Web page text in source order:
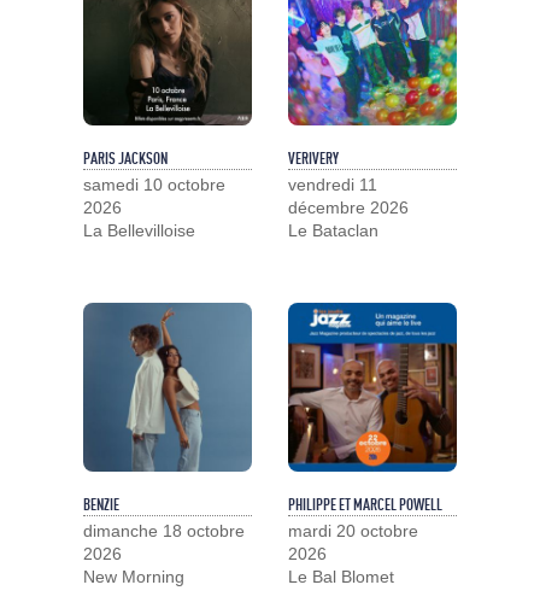
PARIS JACKSON
samedi 10 octobre
2026
La Bellevilloise
VERIVERY
vendredi 11
décembre 2026
Le Bataclan
BENZIE
dimanche 18 octobre
2026
New Morning
PHILIPPE ET MARCEL POWELL
mardi 20 octobre
2026
Le Bal Blomet